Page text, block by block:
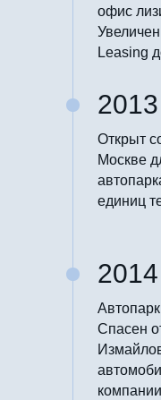
офис
Leasing
2013
Открыт
Москве
единиц
2014
Спасен